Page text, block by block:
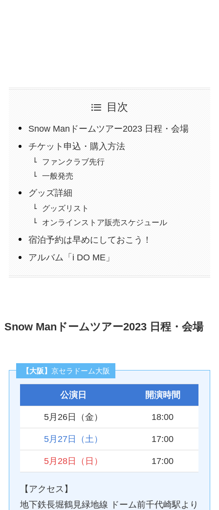
目次
Snow Manドームツアー2023 日程・会場
チケット申込・購入方法
ファンクラブ先行
一般発売
グッズ詳細
グッズリスト
オンラインストア販売スケジュール
宿泊予約は早めにしておこう！
アルバム「i DO ME」
Snow Manドームツアー2023 日程・会場
【大阪】 京セラドーム大阪
公演日 開演時間
5月26日（金） 18:00
5月27日（土） 17:00
5月28日（日） 17:00
【アクセス】
地下鉄長堀鶴見緑地線 ドーム前千代崎駅より